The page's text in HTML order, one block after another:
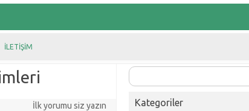
İLETIŞIM
İlk yorumu siz yazın
Arama:
Kategoriler